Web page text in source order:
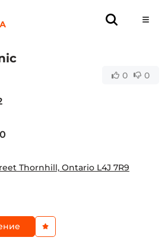
0 0
Thornhill, Ontario L4J 7R9